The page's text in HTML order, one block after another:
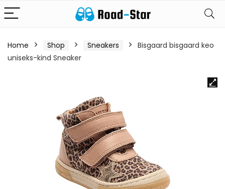
Home Shop Sneakers
Bisgaard bisgaard keo
uniseks-kind Sneaker